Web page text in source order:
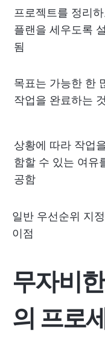
프로젝트를 정리하
플랜을 세우도록
됨
목표는 가능한 한
작업을 완료하는 것
상황에 따라 작업
함할 수 있는 여유
공함
일반 우선순위 지
이점
무자비
의 프로